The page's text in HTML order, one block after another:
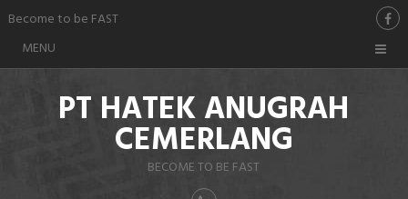
Become to be FAST
MENU
PT HATEK ANUGRAH
CEMERLANG
BECOME TO BE FAST